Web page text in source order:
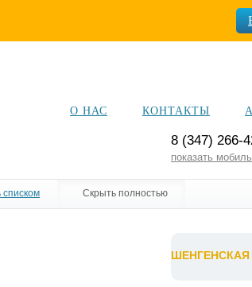
О НАС КОНТАКТЫ
8 (347) 266-
показать
списком Скрыть полностью
ШЕНГЕНСКАЯ